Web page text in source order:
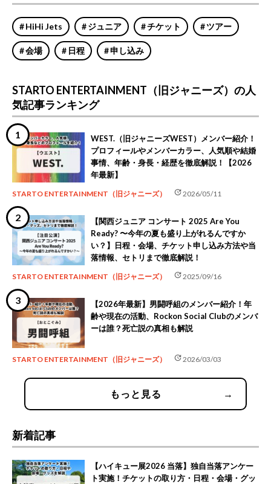
HiHi Jets ジュニア チケット ツアー
会場 日程 申し込み
STARTO ENTERTAINMENT（旧ジャニーズ）の人
気記事ランキング
WEST.（旧ジャニーズWEST）メンバー紹介！
プロフィールやメンバーカラー、人気順や結婚
事情、年齢・身長・経歴を徹底解説！【2026
年最新】
STARTO ENTERTAINMENT（旧ジャニーズ） update2026/05/11
【関西ジュニア コンサート 2025 Are You
Ready? 〜今年の夏も盛り上がれるんですか
い？】日程・会場、チケット申し込み方法や当
落情報、セトリまで徹底解説！
STARTO ENTERTAINMENT（旧ジャニーズ） update2025/09/16
【2026年最新】男闘呼組のメンバー紹介！年
齢や現在の活動、Rockon Social Clubのメンバ
ーは誰？死亡説の真相も解説
STARTO ENTERTAINMENT（旧ジャニーズ） update2026/03/03
もっと見る →
新着記事
【ハイキュー展2026 当落】独自当落アンケー
ト実施！チケットの取り方・日程・会場・グッ